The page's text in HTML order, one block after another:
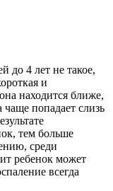
до 4 лет не такое,
и
находится ближе,
чаще попадает слизь
тем больше
среди
ребенок может
всегда